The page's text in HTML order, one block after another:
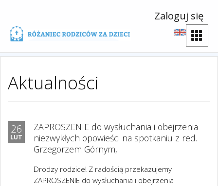
Zaloguj się
Aktualności
26
LUT
ZAPROSZENIE do wysłuchania i obejrzenia
niezwykłych opowieści na spotkaniu z red.
Grzegorzem Górnym,
Drodzy rodzice! Z radością przekazujemy
ZAPROSZENIE do wysłuchania i obejrzenia